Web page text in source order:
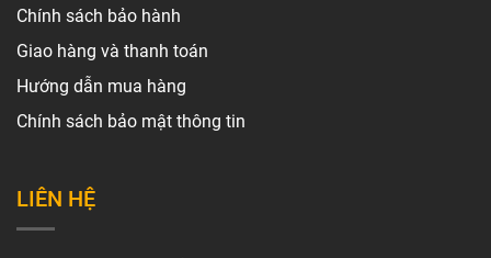
Chính sách bảo hành
Giao hàng và thanh toán
Hướng dẫn mua hàng
Chính sách bảo mật thông tin
LIÊN HỆ